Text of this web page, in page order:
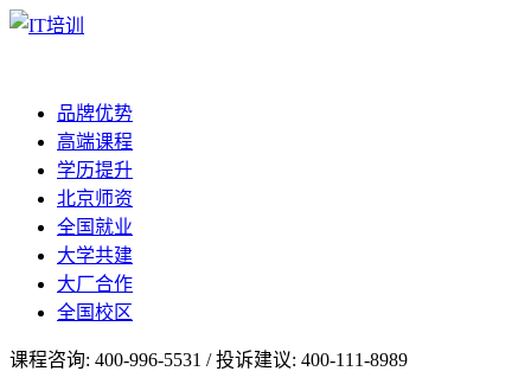
品牌优势
高端课程
学历提升
北京师资
全国就业
大学共建
大厂合作
全国校区
课程咨询: 400-996-5531 / 投诉建议: 400-111-8989